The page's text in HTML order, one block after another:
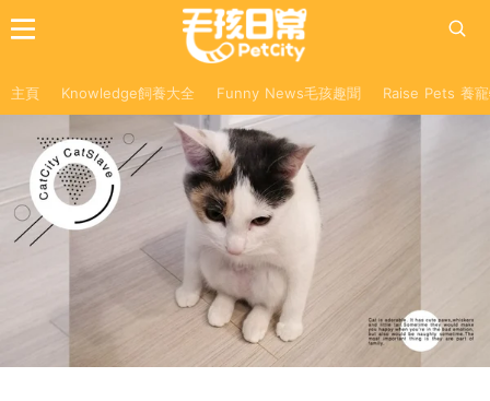
主頁 Knowledge飼養大全 Funny News毛孩趣聞 Raise Pets 養